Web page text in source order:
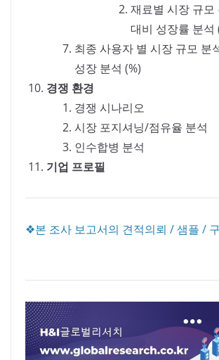
재료별 시장 규모
대비 성장률 분석
최종 사용자 별 시장 규모 분
성장 분석 (%)
경쟁 환경
경쟁 시나리오
시장 포지셔닝/점유율 분석
인수합병 분석
기업 프로필
❖본 조사 보고서의 견적의뢰 / 샘플 /